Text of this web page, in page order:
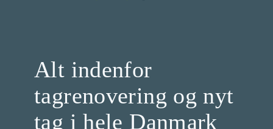
Alt indenfor
tagrenovering og nyt
tag i hele Danmark